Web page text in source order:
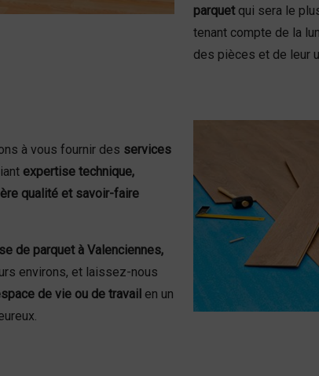
parquetqui sera le
tenant compte de la
des pièces et de leur
à vous fournir des services
expertise technique,
qualité et savoir-faire
de parquet à Valenciennes,
environs, et laissez-nous
de vie ou de travail en un